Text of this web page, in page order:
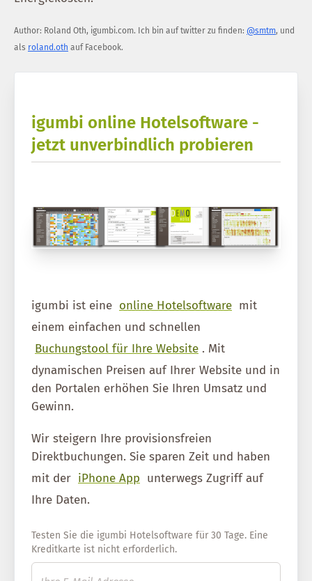
Author: Roland Oth, igumbi.com. Ich bin auf twitter zu finden: @smtm, und
als roland.oth auf Facebook.
igumbi online Hotelsoftware -
jetzt unverbindlich probieren
igumbi ist eine online Hotelsoftware mit
einem einfachen und schnellen
Buchungstool für Ihre Website . Mit
dynamischen Preisen auf Ihrer Website und in
den Portalen erhöhen Sie Ihren Umsatz und
Gewinn.
Wir steigern Ihre provisionsfreien
Direktbuchungen. Sie sparen Zeit und haben
mit der iPhone App unterwegs Zugriff auf
Ihre Daten.
Testen Sie die igumbi Hotelsoftware für 30 Tage. Eine
Kreditkarte ist nicht erforderlich.